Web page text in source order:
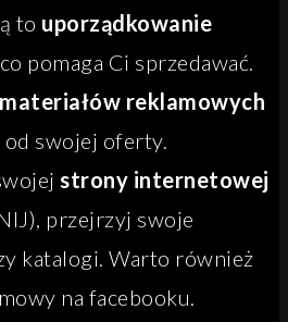
to uporządkowanie
pomaga Ci sprzedawać.
materiałów reklamowych
swojej oferty.
strony internetowej
przejrzyj swoje
katalogi. Warto również
na facebooku.